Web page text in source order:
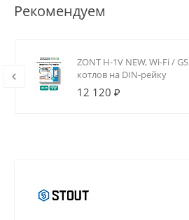
Рекомендуем
ZONT H-1V NEW, Wi-Fi /
котлов на DIN-рейку
12 120 ₽